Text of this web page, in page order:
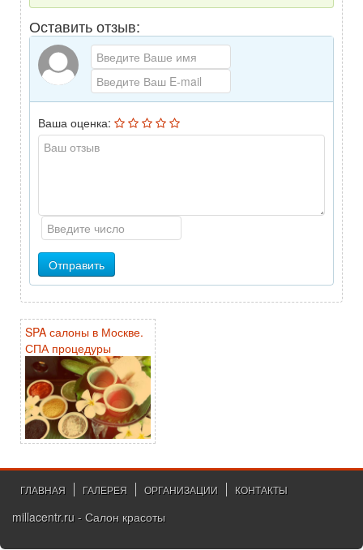
Оставить отзыв:
Ваша оценка:
Отправить
SPA салоны в Москве.
СПА процедуры
ГЛАВНАЯ ГАЛЕРЕЯ ОРГАНИЗАЦИИ КОНТАКТЫ
millacentr.ru - Салон красоты